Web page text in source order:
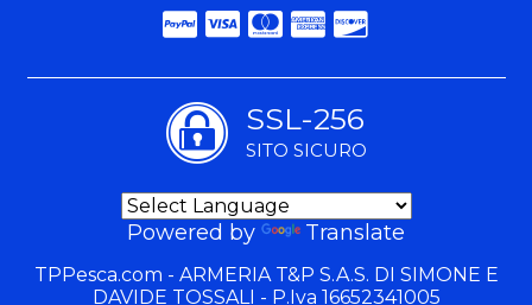
SSL-256
SITO SICURO
Powered by Translate
TPPesca.com - ARMERIA T&P S.A.S. DI SIMONE E
DAVIDE TOSSALI - P.Iva 16652341005